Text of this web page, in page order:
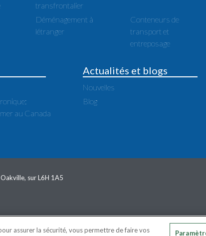
transfrontalier
Déménagement à
létranger
Conteneurs de
transport et
entreposage
au Canada
Actualités et blogs
Nouvelles
Blog
sur L6H 1A5
assurer la sécurité, vous permettre de faire vos